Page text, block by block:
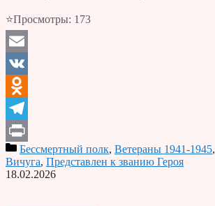
⭐Просмотры: 173
Email
VK
Odnoklassniki
Telegram
PrintБессмертный полк, Ветераны 1941-1945,
Вичуга, Представлен к званию Героя
18.02.2026